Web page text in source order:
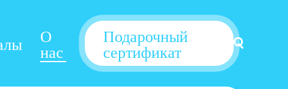
О
нас
Подарочный
сертификат